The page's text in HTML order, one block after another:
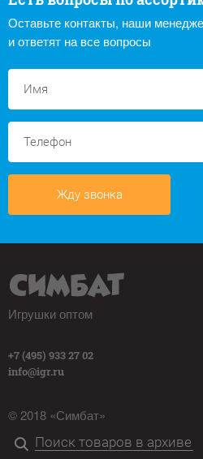
Оставьте контакты, наши
и ответят на все вопросы
Жду звонка
Игрушки оптом
+7 (495) 933 27 02
info@igr.ru
© 2018 «Симбат»